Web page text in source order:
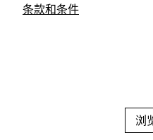
条款和条件
浏